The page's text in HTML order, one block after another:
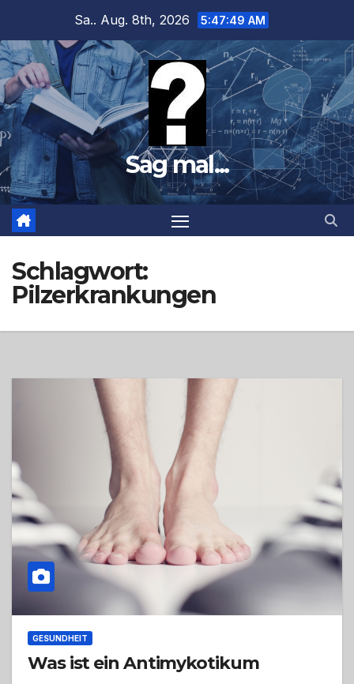
springen
Sa.. Aug. 8th, 2026 5:47:50 AM
Sag mal...
Schlagwort:
Pilzerkrankungen
GESUNDHEIT
Was ist ein Antimykotikum